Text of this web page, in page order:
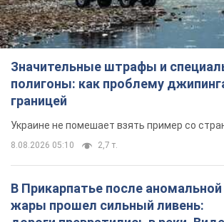
8.08.2026 05:10 2,7 т.
В Прикарпатье после аномальной
жары прошел сильный ливень:
дороги превратились в реки.
Непогода обрушилась на Ивано-Франковскую
Женщине начислили 729 тыс. грн
долга за газ из-за показаний
неисправного счетчика: судья